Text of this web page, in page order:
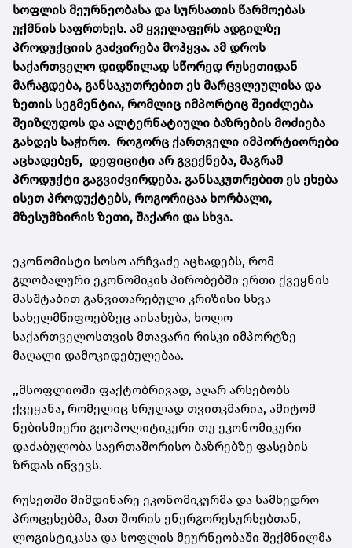
სოფლის მეურნეობასა და სურსათის წარმოებას
უქმნის საფრთხეს. ამ ყველაფერს ადგილზე
პროდუქციის გაძვირება მოჰყვა. ამ დროს
საქართველო დიდწილად სწორედ რუსეთიდან
მარაგდება, განსაკუთრებით ეს მარცვლეულისა და
ზეთის სეგმენტია, რომლიც იმპორტიც შეიძლება
შეიზღუდოს და ალტერნატიული ბაზრების მოძიება
გახდეს საჭირო. როგორც ქართველი იმპორტიორები
აცხადებენ, დეფიციტი არ გვექნება, მაგრამ
პროდუქტი გაგვიძვირდება. განსაკუთრებით ეს ეხება
ისეთ პროდუქტებს, როგორიცაა ხორბალი,
მზესუმზირის ზეთი, შაქარი და სხვა.
ეკონომისტი სოსო არჩვაძე აცხადებს, რომ
გლობალური ეკონომიკის პირობებში ერთი ქვეყნის
მასშტაბით განვითარებული კრიზისი სხვა
სახელმწიფოებზეც აისახება, ხოლო
საქართველოსთვის მთავარი რისკი იმპორტზე
მაღალი დამოკიდებულებაა.
,,მსოფლიოში ფაქტობრივად, აღარ არსებობს
ქვეყანა, რომელიც სრულად თვითკმარია, ამიტომ
ნებისმიერი გეოპოლიტიკური თუ ეკონომიკური
დაძაბულობა საერთაშორისო ბაზრებზე ფასების
ზრდას იწვევს.
რუსეთში მიმდინარე ეკონომიკურმა და სამხედრო
პროცესებმა, მათ შორის ენერგორესურსებთან,
ლოგისტიკასა და სოფლის მეურნეობაში შექმნილმა